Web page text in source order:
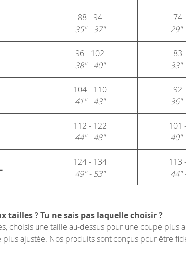
88 - 94
35" - 37"
74
29"
96 - 102
38" - 40"
83
33"
104 - 110
41" - 43"
92
36"
112 - 122
44" - 48"
101
40"
124 - 134
49" - 53"
113
44"
tailles ? Tu ne sais pas laquelle choisir ?
choisis une taille au-dessus pour une coupe plus
plus ajustée. Nos produits sont conçus pour être